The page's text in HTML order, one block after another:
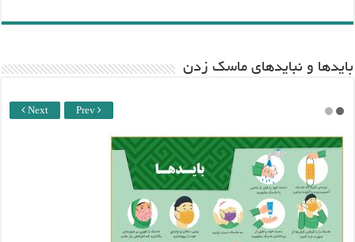
باید‌ها و نبایدهای ماسک زدن
Next Prev